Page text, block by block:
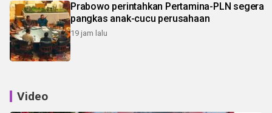
Prabowo perintahkan Pertamina-PLN segera
pangkas anak-cucu perusahaan
19 jam lalu
Video